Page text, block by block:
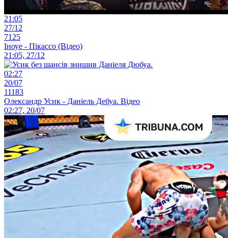
21:05
27/12
7125
Іноуе - Пікассо (Відео)
21:05, 27/12
02:27
20/07
11183
Олександр Усик - Даніель Дебуа. Відео
02:27, 20/07